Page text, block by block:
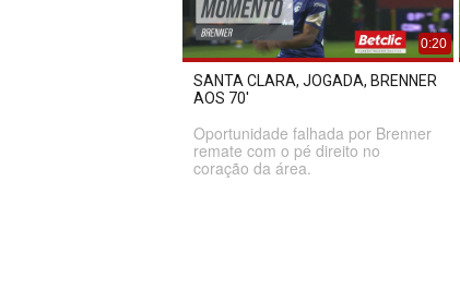
0:20
SANTA CLARA, JOGADA, BRENNER
AOS 70'
Oportunidade falhada por Brenner
remate com o pé direito no
coração da área.